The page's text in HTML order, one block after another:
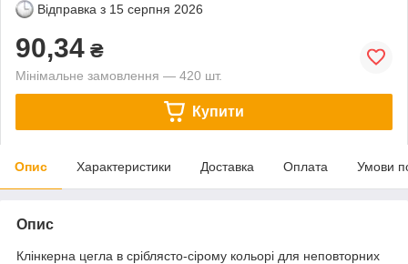
Відправка з 15 серпня 2026
90,34 ₴
Мінімальне замовлення — 420 шт.
Купити
Опис Характеристики Доставка Оплата Умови
Опис
Клінкерна цегла в сріблясто-сірому кольорі для неповторних